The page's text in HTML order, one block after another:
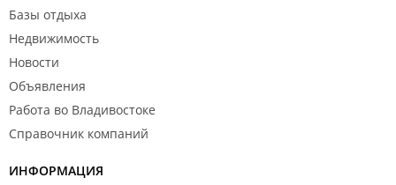
Базы отдыха
Недвижимость
Новости
Объявления
Работа во Владивостоке
Справочник компаний
ИНФОРМАЦИЯ